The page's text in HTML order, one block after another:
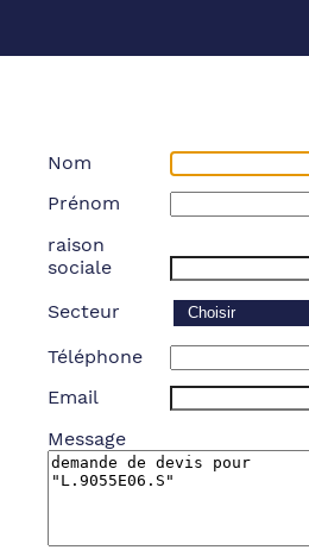
Nom
Prénom
raison
sociale
Secteur
Téléphone
Email
Message